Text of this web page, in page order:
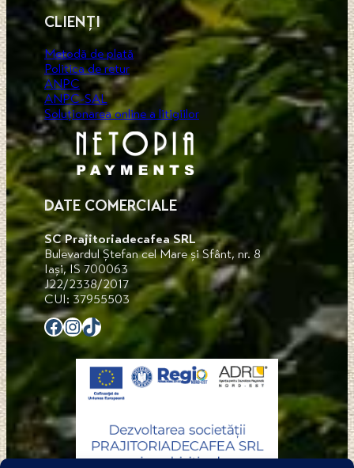
CLIENȚI
Metodă de plată
Politica de retur
ANPC
ANPC-SAL
Soluționarea online a litigiilor
DATE COMERCIALE
SC Prajitoriadecafea SRL
Bulevardul Ștefan cel Mare și Sfânt, nr. 8
Iași, IS 700063
J22/2338/2017
CUI: 37955503
Facebook Instagram TikTok